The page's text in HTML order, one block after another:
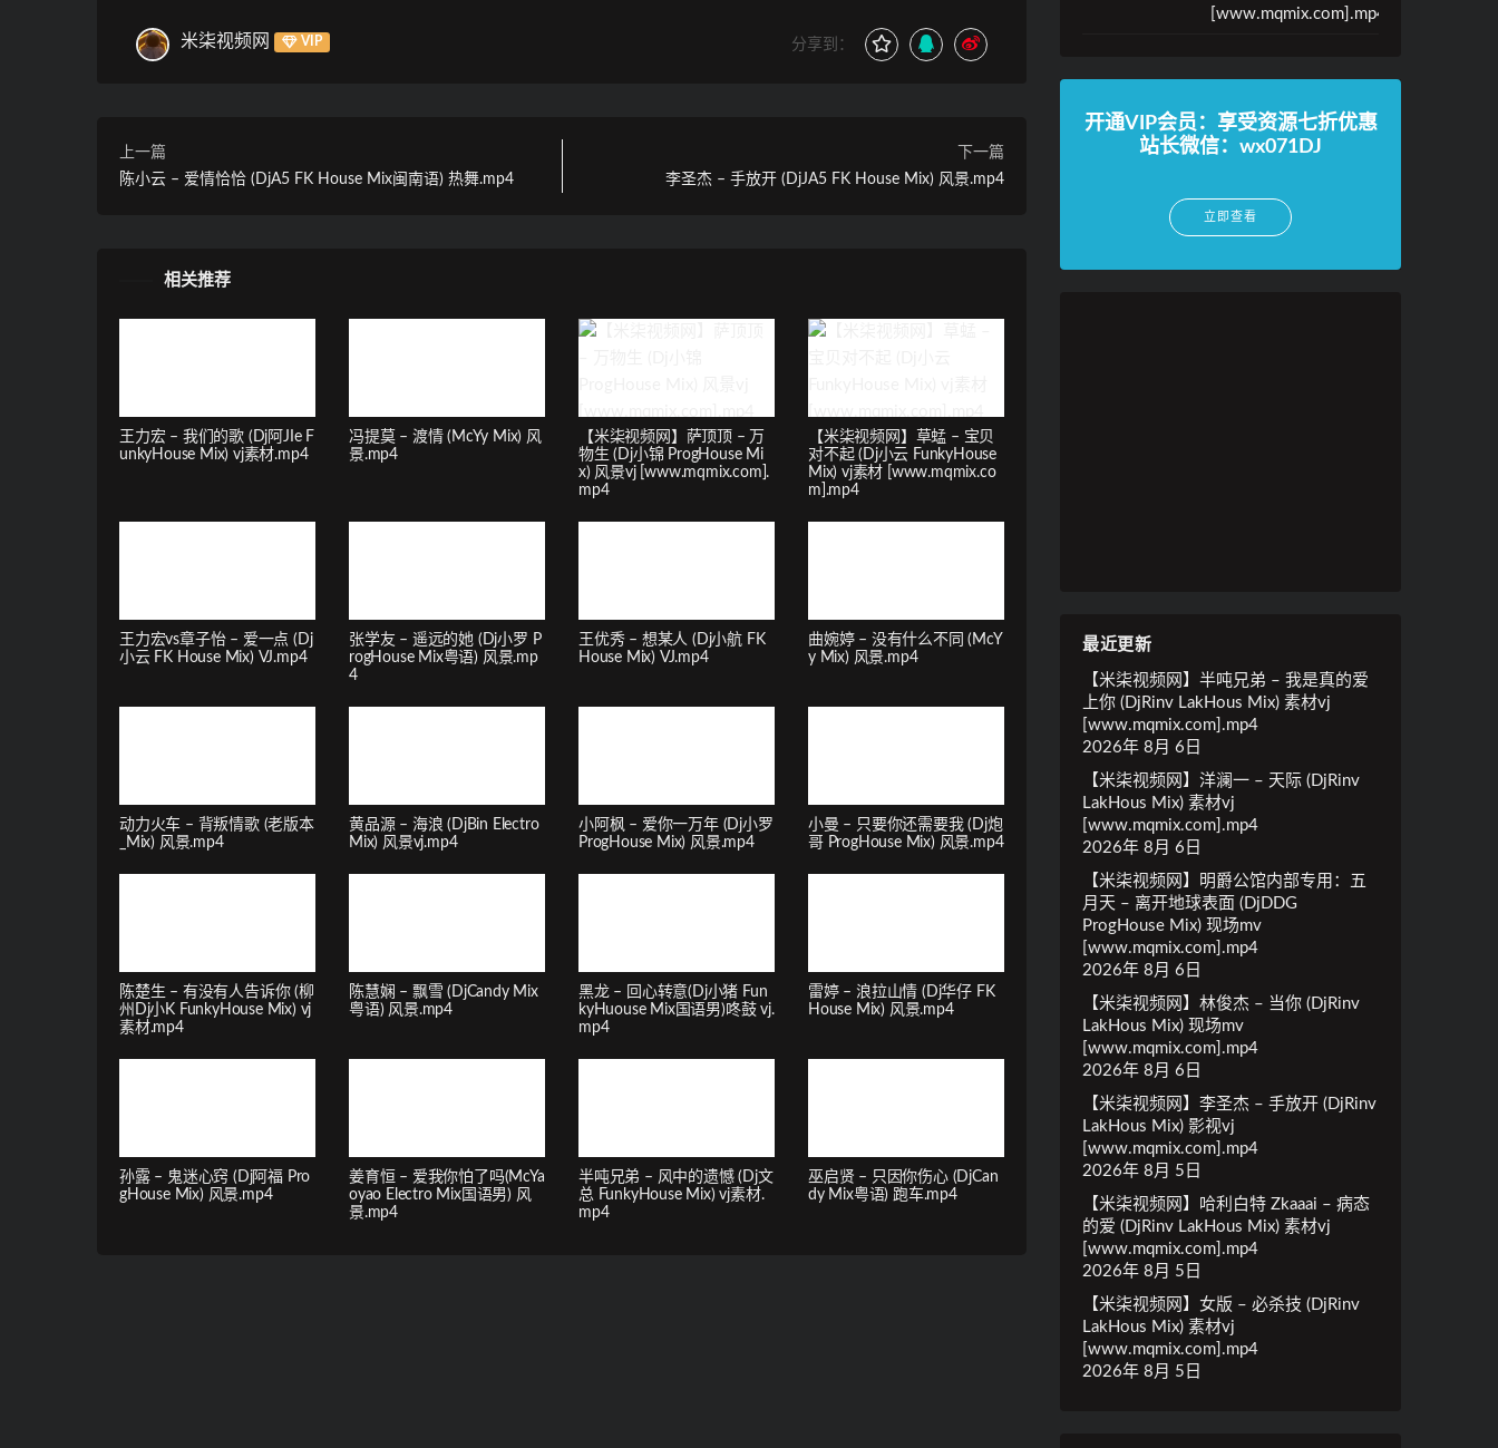
米柒视频网 VIP 分享到：
上一篇
陈小云 – 爱情恰恰 (DjA5 FK House Mix闽南语) 热舞.mp4
下一篇
李圣杰 – 手放开 (DjJA5 FK House Mix) 风景.mp4
相关推荐
王力宏 – 我们的歌 (Dj阿JIe F
unkyHouse Mix) vj素材.mp4
冯提莫 – 渡情 (McYy Mix) 风
景.mp4
【米柒视频网】萨顶顶 – 万
物生 (Dj小锦 ProgHouse Mi
x) 风景vj [www.mqmix.com].
mp4
【米柒视频网】草蜢 – 宝贝
对不起 (Dj小云 FunkyHouse
Mix) vj素材 [www.mqmix.co
m].mp4
王力宏vs章子怡 – 爱一点 (Dj
小云 FK House Mix) VJ.mp4
张学友 – 遥远的她 (Dj小罗 P
rogHouse Mix粤语) 风景.mp
4
王优秀 – 想某人 (Dj小航 FK
House Mix) VJ.mp4
曲婉婷 – 没有什么不同 (McY
y Mix) 风景.mp4
动力火车 – 背叛情歌 (老版本
_Mix) 风景.mp4
黄品源 – 海浪 (DjBin Electro
Mix) 风景vj.mp4
小阿枫 – 爱你一万年 (Dj小罗
ProgHouse Mix) 风景.mp4
小曼 – 只要你还需要我 (Dj炮
哥 ProgHouse Mix) 风景.mp4
陈楚生 – 有没有人告诉你 (柳
州Dj小K FunkyHouse Mix) vj
素材.mp4
陈慧娴 – 飘雪 (DjCandy Mix
粤语) 风景.mp4
黑龙 – 回心转意(Dj小猪 Fun
kyHuouse Mix国语男)咚鼓 vj.
mp4
雷婷 – 浪拉山情 (Dj华仔 FK
House Mix) 风景.mp4
孙露 – 鬼迷心窍 (Dj阿福 Pro
gHouse Mix) 风景.mp4
姜育恒 – 爱我你怕了吗(McYa
oyao Electro Mix国语男) 风
景.mp4
半吨兄弟 – 风中的遗憾 (Dj文
总 FunkyHouse Mix) vj素材.
mp4
巫启贤 – 只因你伤心 (DjCan
dy Mix粤语) 跑车.mp4
[www.mqmix.com].mp4
开通VIP会员：享受资源七折优惠
站长微信：wx071DJ
立即查看
最近更新
【米柒视频网】半吨兄弟 – 我是真的爱
上你 (DjRinv LakHous Mix) 素材vj
[www.mqmix.com].mp4
2026年 8月 6日
【米柒视频网】洋澜一 – 天际 (DjRinv
LakHous Mix) 素材vj
[www.mqmix.com].mp4
2026年 8月 6日
【米柒视频网】明爵公馆内部专用：五
月天 – 离开地球表面 (DjDDG
ProgHouse Mix) 现场mv
[www.mqmix.com].mp4
2026年 8月 6日
【米柒视频网】林俊杰 – 当你 (DjRinv
LakHous Mix) 现场mv
[www.mqmix.com].mp4
2026年 8月 6日
【米柒视频网】李圣杰 – 手放开 (DjRinv
LakHous Mix) 影视vj
[www.mqmix.com].mp4
2026年 8月 5日
【米柒视频网】哈利白特 Zkaaai – 病态
的爱 (DjRinv LakHous Mix) 素材vj
[www.mqmix.com].mp4
2026年 8月 5日
【米柒视频网】女版 – 必杀技 (DjRinv
LakHous Mix) 素材vj
[www.mqmix.com].mp4
2026年 8月 5日